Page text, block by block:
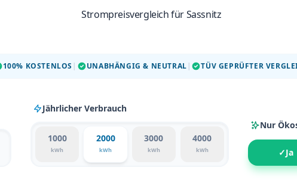
Strompreisvergleich für Sassnitz
100% KOSTENLOS | UNABHÄNGIG & NEUTRAL | TÜV GEPRÜFTER
Jährlicher Verbrauch
1000
kWh
2000
kWh
3000
kWh
4000
kWh
Nur
✓Ja